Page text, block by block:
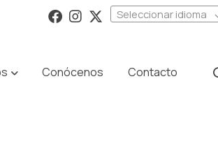
Seleccionar idioma
Conócenos Contacto